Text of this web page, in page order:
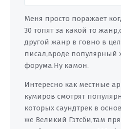
Меня просто поражает
30 топят за какой то
другой жанр в говно в
писал,вроде популярный
форума.Ну камон.
Интересно как местные
кумиров смотрят
которых саундтрек в
же Великий Гэтсби,там